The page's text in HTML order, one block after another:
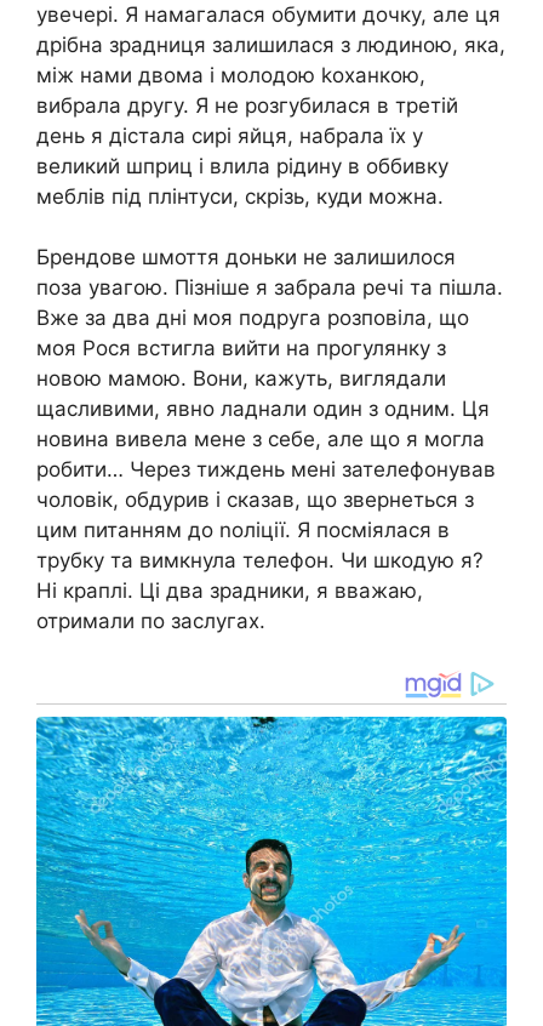
увечері. Я намагалася обумити дочку, але ця
дрібна зрадниця залишилася з людиною, яка,
між нами двома і молодою kоханкою,
вибрала другу. Я не розгубилася в третій
день я дістала сирі яйця, набрала їх у
великий шприц і влила рідину в оббивку
меблів під плінтуси, скрізь, куди можна.
Брендове шмоття доньки не залишилося
поза увагою. Пізніше я забрала речі та пішла.
Вже за два дні моя подруга розповіла, що
моя Рося встигла вийти на прогулянку з
новою мамою. Вони, кажуть, виглядали
щасливими, явно ладнали один з одним. Ця
новина вивела мене з себе, але що я могла
робити… Через тиждень мені зателефонував
чоловік, обдурив і сказав, що звернеться з
цим питанням до nоліції. Я посміялася в
трубку та вимкнула телефон. Чи шкодую я?
Ні краплі. Ці два зрадники, я вважаю,
отримали по заслугах.